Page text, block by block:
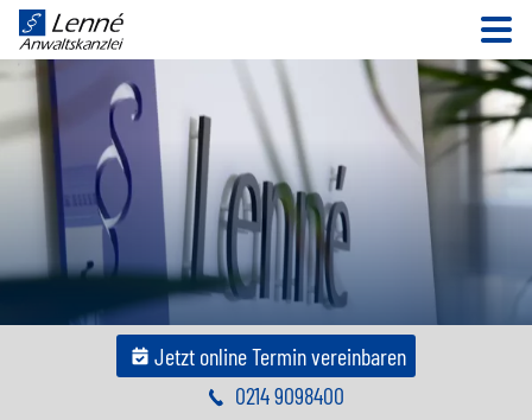
Jetzt online Termin vereinbaren
0214 9098400